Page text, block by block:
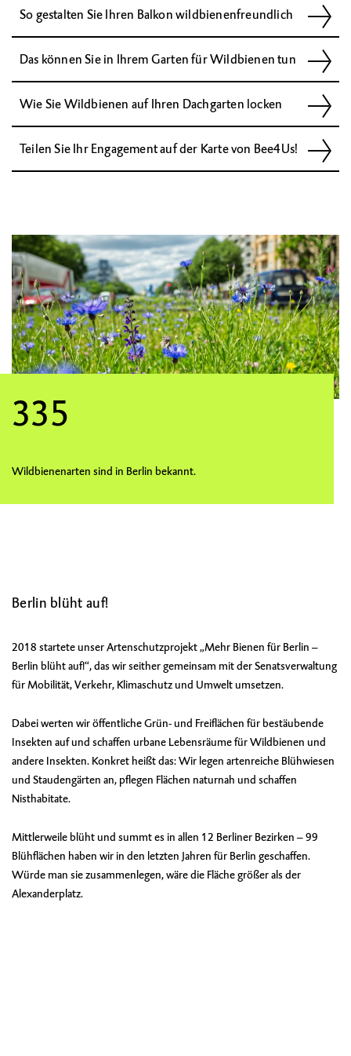
So gestalten Sie Ihren Balkon wildbienenfreundlich
Das können Sie in Ihrem Garten für Wildbienen tun
Wie Sie Wildbienen auf Ihren Dachgarten locken
Teilen Sie Ihr Engagement auf der Karte von Bee4Us!
335
Wildbienenarten sind in Berlin bekannt.
Berlin blüht auf!
2018 startete unser Artenschutzprojekt „Mehr Bienen für Berlin –
Berlin blüht auf!“, das wir seither gemeinsam mit der Senatsverwaltung
für Mobilität, Verkehr, Klimaschutz und Umwelt umsetzen.
Dabei werten wir öffentliche Grün- und Freiflächen für bestäubende
Insekten auf und schaffen urbane Lebensräume für Wildbienen und
andere Insekten. Konkret heißt das: Wir legen artenreiche Blühwiesen
und Staudengärten an, pflegen Flächen naturnah und schaffen
Nisthabitate.
Mittlerweile blüht und summt es in allen 12 Berliner Bezirken – 99
Blühflächen haben wir in den letzten Jahren für Berlin geschaffen.
Würde man sie zusammenlegen, wäre die Fläche größer als der
Alexanderplatz.